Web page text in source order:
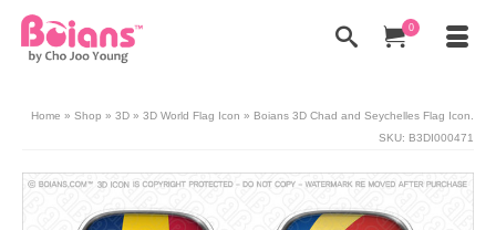
0
Home » Shop » 3D » 3D World Flag Icon » Boians 3D Chad and Seychelles Flag Icon.
SKU: B3DI000471